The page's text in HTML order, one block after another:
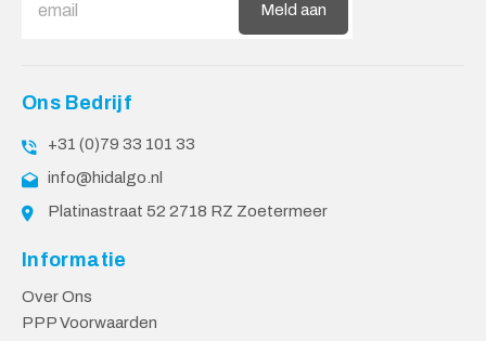
Meld aan
Ons Bedrijf
+31 (0)79 33 101 33
info@hidalgo.nl
Platinastraat 52 2718 RZ Zoetermeer
Informatie
Over Ons
PPP Voorwaarden